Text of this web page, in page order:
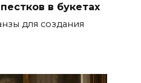
в букетах
для создания